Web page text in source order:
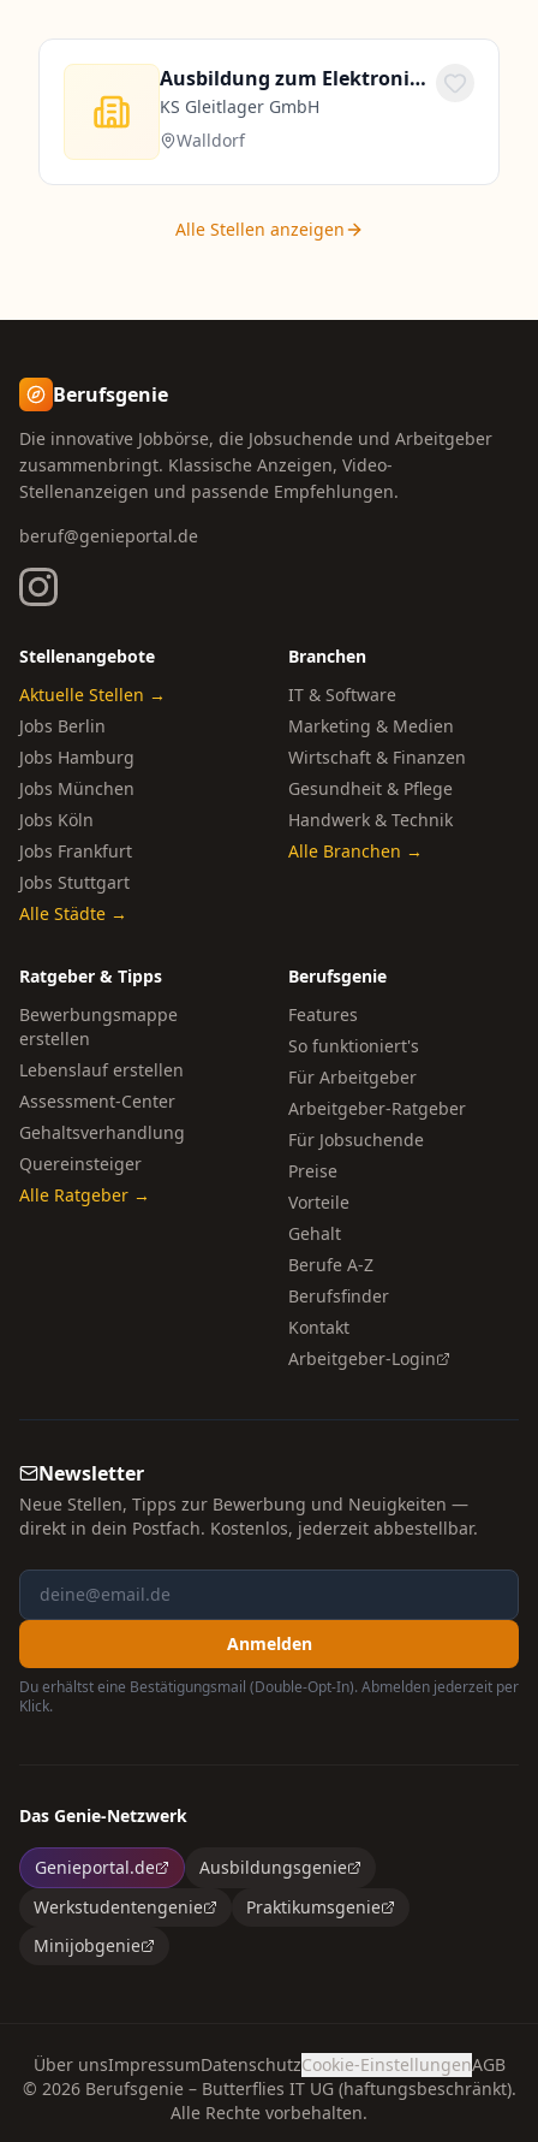
Ausbildung zum Elektroniker für Betriebstechnik ab 2027 (m/w/d)
KS Gleitlager GmbH
Walldorf
Alle Stellen anzeigen
Berufsgenie
Die innovative Jobbörse, die Jobsuchende und Arbeitgeber
zusammenbringt. Klassische Anzeigen, Video-
Stellenanzeigen und passende Empfehlungen.
beruf@genieportal.de
Stellenangebote
Aktuelle Stellen →
Jobs Berlin
Jobs Hamburg
Jobs München
Jobs Köln
Jobs Frankfurt
Jobs Stuttgart
Alle Städte →
Branchen
IT & Software
Marketing & Medien
Wirtschaft & Finanzen
Gesundheit & Pflege
Handwerk & Technik
Alle Branchen →
Ratgeber & Tipps
Bewerbungsmappe
erstellen
Lebenslauf erstellen
Assessment-Center
Gehaltsverhandlung
Quereinsteiger
Alle Ratgeber →
Berufsgenie
Features
So funktioniert's
Für Arbeitgeber
Arbeitgeber-Ratgeber
Für Jobsuchende
Preise
Vorteile
Gehalt
Berufe A-Z
Berufsfinder
Kontakt
Arbeitgeber-Login
Newsletter
Neue Stellen, Tipps zur Bewerbung und Neuigkeiten —
direkt in dein Postfach. Kostenlos, jederzeit abbestellbar.
Anmelden
Du erhältst eine Bestätigungsmail (Double-Opt-In). Abmelden jederzeit per
Klick.
Das Genie-Netzwerk
Genieportal.de
Ausbildungsgenie
Werkstudentengenie
Praktikumsgenie
Minijobgenie
Über unsImpressumDatenschutzCookie-EinstellungenAGB
© 2026Berufsgenie – Butterflies IT UG (haftungsbeschränkt).
Alle Rechte vorbehalten.